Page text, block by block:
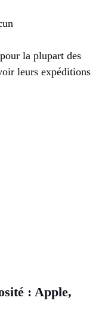
la plupart des
leurs expéditions
: Apple,